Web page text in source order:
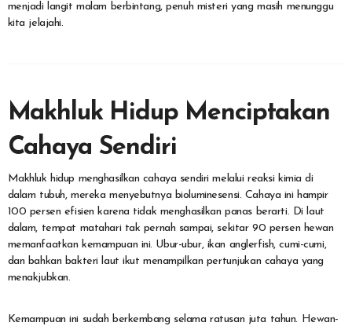
menjadi langit malam berbintang, penuh misteri yang masih menunggu
kita jelajahi.
Makhluk Hidup Menciptakan
Cahaya Sendiri
Makhluk hidup menghasilkan cahaya sendiri melalui reaksi kimia di
dalam tubuh, mereka menyebutnya bioluminesensi. Cahaya ini hampir
100 persen efisien karena tidak menghasilkan panas berarti. Di laut
dalam, tempat matahari tak pernah sampai, sekitar 90 persen hewan
memanfaatkan kemampuan ini. Ubur-ubur, ikan anglerfish, cumi-cumi,
dan bahkan bakteri laut ikut menampilkan pertunjukan cahaya yang
menakjubkan.
Kemampuan ini sudah berkembang selama ratusan juta tahun. Hewan-